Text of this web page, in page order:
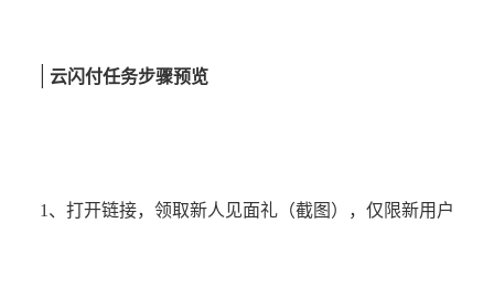
云闪付任务步骤预览
1、打开链接，领取新人见面礼（截图），仅限新用户